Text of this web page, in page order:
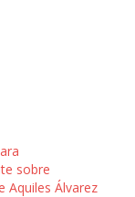
sobre
Aquiles Álvarez